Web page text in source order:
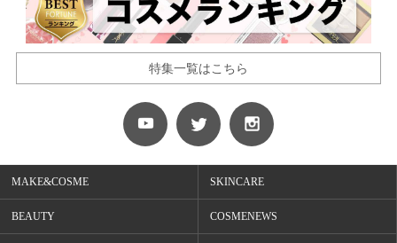
特集一覧はこちら
MAKE&COSME SKINCARE
BEAUTY COSMENEWS